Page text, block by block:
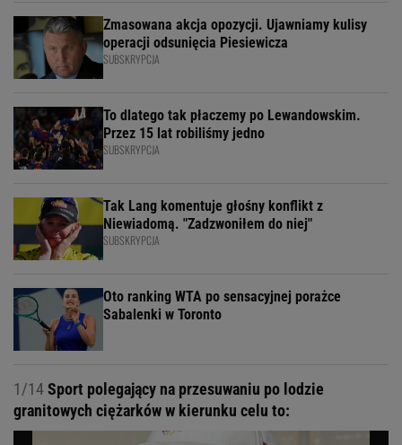
Zmasowana akcja opozycji. Ujawniamy kulisy
operacji odsunięcia Piesiewicza
SUBSKRYPCJA
To dlatego tak płaczemy po Lewandowskim.
Przez 15 lat robiliśmy jedno
SUBSKRYPCJA
Tak Lang komentuje głośny konflikt z
Niewiadomą. "Zadzwoniłem do niej"
SUBSKRYPCJA
Oto ranking WTA po sensacyjnej porażce
Sabalenki w Toronto
1/14Sport polegający na przesuwaniu po lodzie
granitowych ciężarków w kierunku celu to: